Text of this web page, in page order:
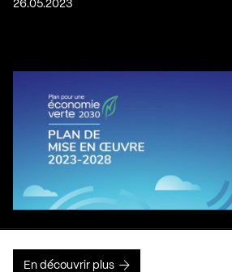
26.05.2023
En découvrir plus